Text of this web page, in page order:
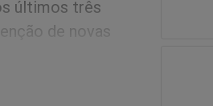
últimos três
de novas
da Operação Lava